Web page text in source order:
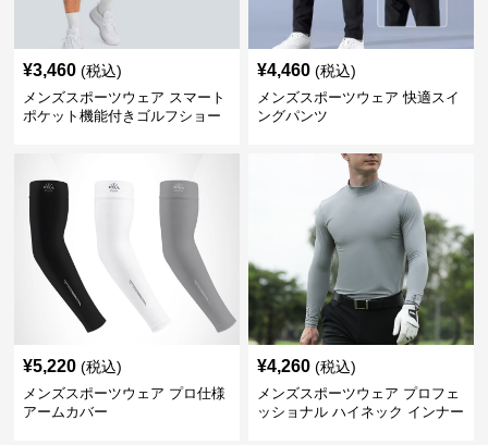
¥3,460 (税込)
メンズスポーツウェア スマート
ポケット機能付きゴルフショー
¥4,460 (税込)
メンズスポーツウェア 快適スイ
ングパンツ
¥5,220 (税込)
メンズスポーツウェア プロ仕様
アームカバー
¥4,260 (税込)
メンズスポーツウェア プロフェ
ッショナル ハイネック インナー